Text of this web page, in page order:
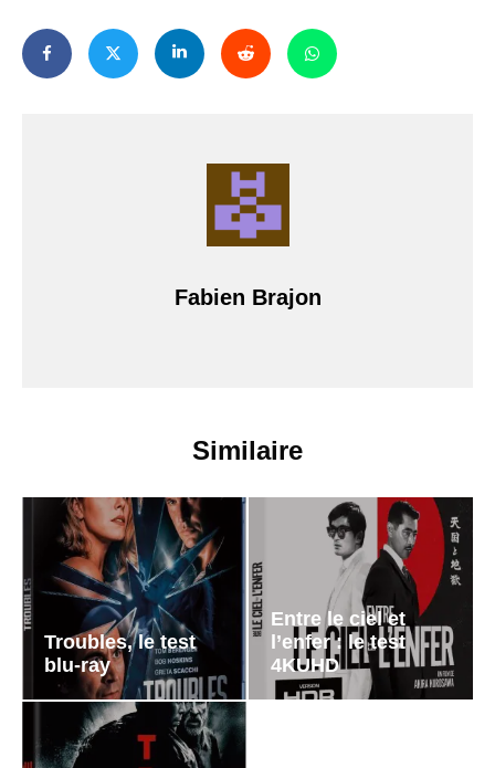
Fabien Brajon
Similaire
Troubles, le test
blu-ray
Entre le ciel et
l’enfer : le test
4KUHD